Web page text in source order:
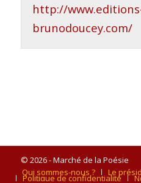
http://
brunodoucey.com/
© 2026 - Marché de la Poésie
Qui sommes-nous ?
Le
Politique de confidentialité